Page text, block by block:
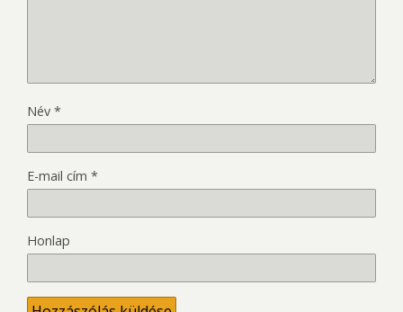
Név *
E-mail cím *
Honlap